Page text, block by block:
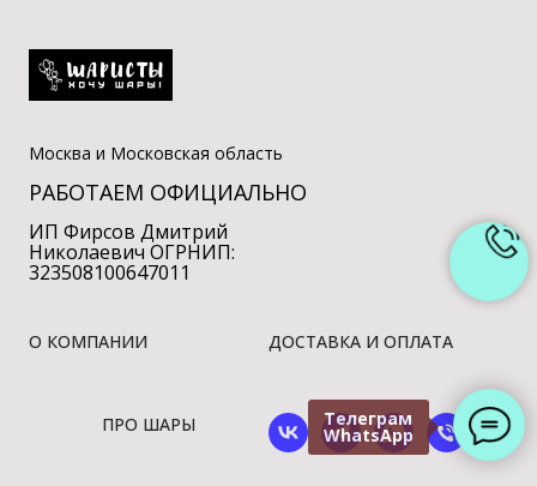
Телеграм
WhatsApp
Москва и Московская область
РАБОТАЕМ ОФИЦИАЛЬНО
ИП Фирсов Дмитрий
Николаевич ОГРНИП:
323508100647011
О КОМПАНИИ ДОСТАВКА И ОПЛАТА
ПРО ШАРЫ